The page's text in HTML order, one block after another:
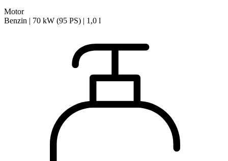
Motor
Benzin | 70 kW (95 PS) | 1,0 l